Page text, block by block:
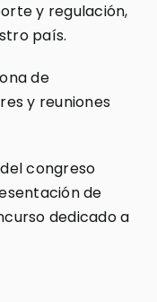
y regulación,
país.
de
y reuniones
congreso
de
dedicado a